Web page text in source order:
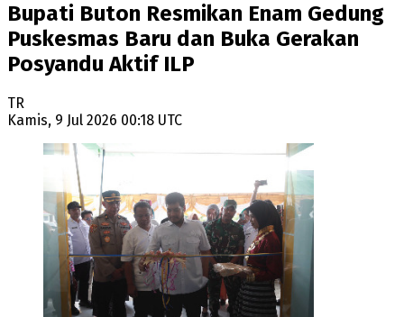
Bupati Buton Resmikan Enam Gedung
Puskesmas Baru dan Buka Gerakan
Posyandu Aktif ILP
TR
Kamis, 9 Jul 2026 00:18 UTC